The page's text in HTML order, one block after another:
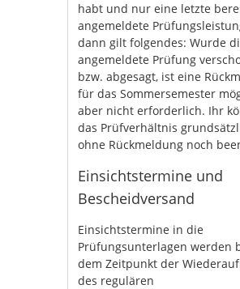
habt und nur eine letzte
angemeldete
dann gilt folgendes: Wurde
angemeldete Prüfung
bzw. abgesagt, ist eine
für das Sommersemester
aber nicht erforderlich. Ihr
das Prüfverhältnis
ohne Rückmeldung noch
Einsichtstermine und
Bescheidversand
Einsichtstermine in die
Prüfungsunterlagen werden
dem Zeitpunkt der
des regulären